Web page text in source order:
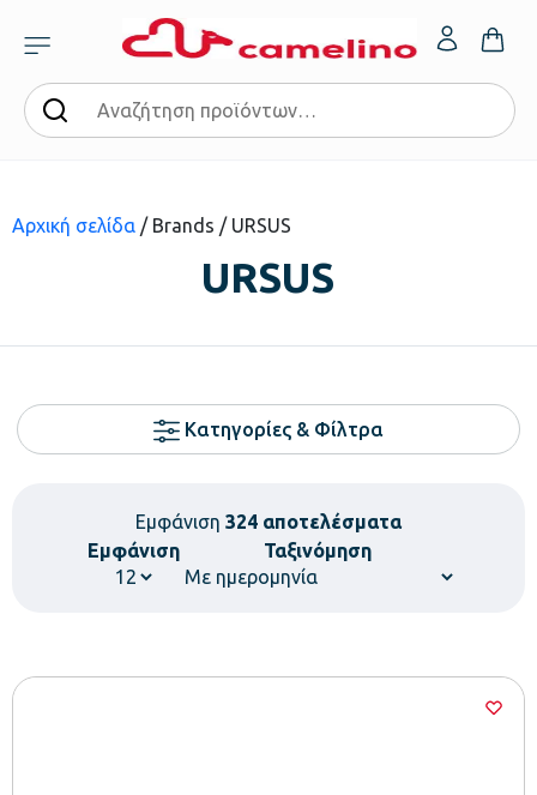
Αρχική σελίδα / Brands / URSUS
URSUS
Κατηγορίες & Φίλτρα
Εμφάνιση 324 αποτελέσματα
Εμφάνιση
Ταξινόμηση